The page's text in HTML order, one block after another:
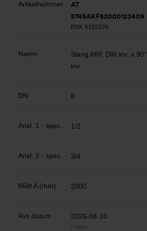
AT
5745AKF82000123409
RSK 8192026
Slang AKF DW inv. x 90°
inv
8
1/2
3/4
2000
2026-08-10
I lager